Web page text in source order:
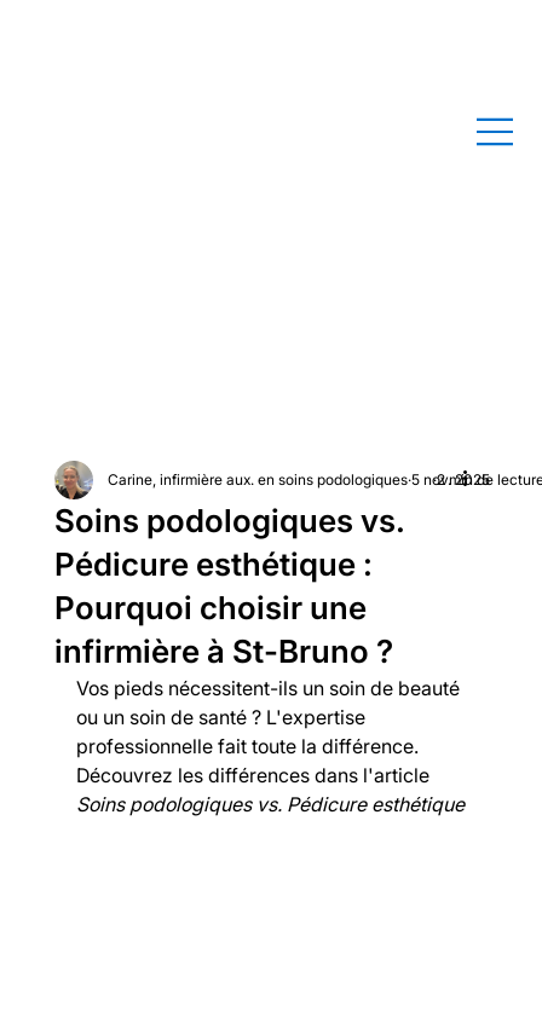
Soins podologiques vs.
Pédicure esthétique :
Pourquoi choisir une
infirmière à St-Bruno ?
Carine, infirmière aux. en soins podologiques 5 nov. 2025
2 min de
Vos pieds nécessitent-ils un soin de beauté
ou un soin de santé ? L'expertise
professionnelle fait toute la différence.
Découvrez les différences dans l'article
Soins podologiques vs. Pédicure esthétique